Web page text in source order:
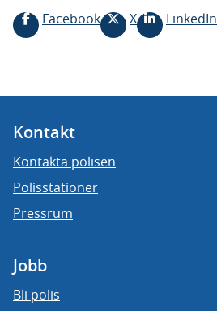
Facebook
X LinkedIn
Kontakt
Kontakta polisen
Polisstationer
Pressrum
Jobb
Bli polis